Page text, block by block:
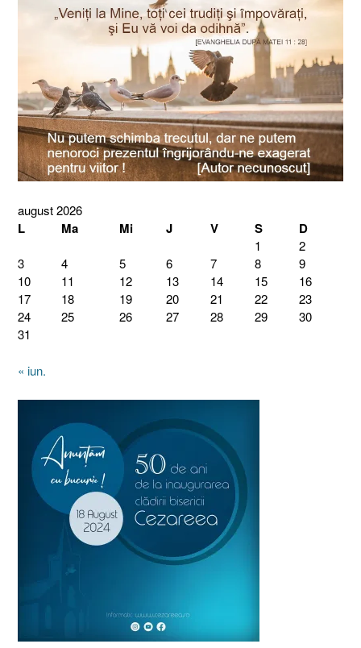
august 2026
L Ma Mi J V S D
1
2
3
4 5 6 7 8
9
10
11 12 13 14 15
16
17
18 19 20 21 22
23
24
25 26 27 28 29
30
31
« iun.